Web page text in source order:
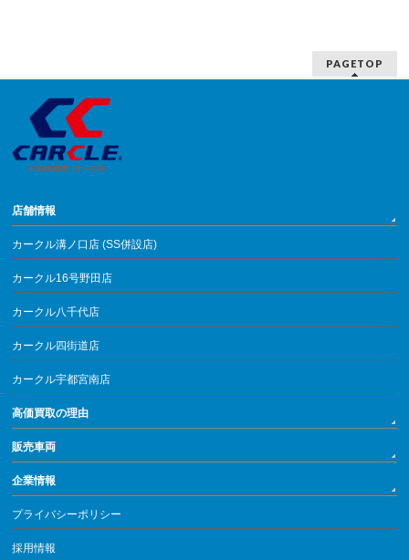
PAGETOP
店舗情報
カークル溝ノ口店 (SS併設店)
カークル16号野田店
カークル八千代店
カークル四街道店
カークル宇都宮南店
高価買取の理由
販売車両
企業情報
プライバシーポリシー
採用情報